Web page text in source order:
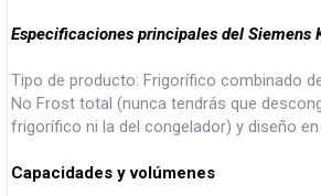
Especificaciones principales del Siemens
Tipo de producto: Frigorífico combinado
No Frost total (nunca tendrás que
frigorífico ni la del congelador) y diseño
Capacidades y volúmenes